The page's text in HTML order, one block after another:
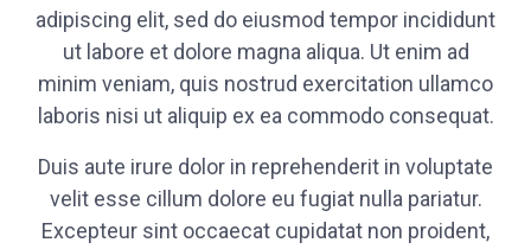
adipiscing elit, sed do eiusmod tempor incididunt
ut labore et dolore magna aliqua. Ut enim ad
minim veniam, quis nostrud exercitation ullamco
laboris nisi ut aliquip ex ea commodo consequat.
Duis aute irure dolor in reprehenderit in voluptate
velit esse cillum dolore eu fugiat nulla pariatur.
Excepteur sint occaecat cupidatat non proident,